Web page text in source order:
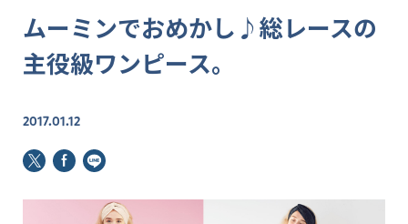
ムーミンでおめかし♪総レースの
主役級ワンピース。
2017.01.12